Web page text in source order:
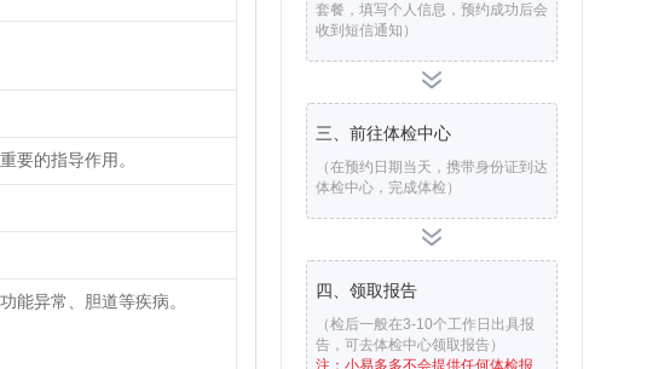
要的指导作用。
能异常、胆道等疾病。
套餐，填写个人信息，预约成功后会
收到短信通知）
三、前往体检中心
（在预约日期当天，携带身份证到达
体检中心，完成体检）
四、领取报告
（检后一般在3-10个工作日出具报
告，可去体检中心领取报告）
注：小易多多不会提供任何体检报